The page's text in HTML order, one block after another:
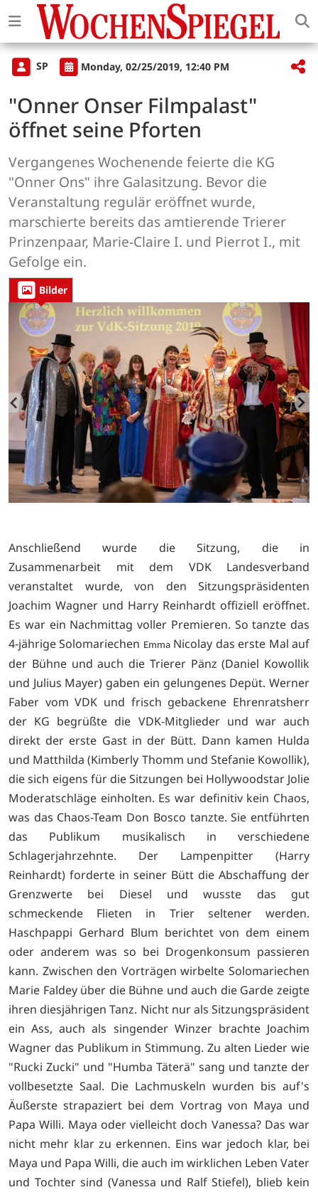
SP Monday, 02/25/2019, 12:40 PM
"Onner Onser Filmpalast"
öffnet seine Pforten
Vergangenes Wochenende feierte die KG
"Onner Ons" ihre Galasitzung. Bevor die
Veranstaltung regulär eröffnet wurde,
marschierte bereits das amtierende Trierer
Prinzenpaar, Marie-Claire I. und Pierrot I., mit
Gefolge ein.
Bilder
Anschließend wurde die Sitzung, die in
Zusammenarbeit mit dem VDK Landesverband
veranstaltet wurde, von den Sitzungspräsidenten
Joachim Wagner und Harry Reinhardt offiziell eröffnet.
Es war ein Nachmittag voller Premieren. So tanzte das
4-jährige Solomariechen EmmaNicolay das erste Mal auf
der Bühne und auch die Trierer Pänz (Daniel Kowollik
und Julius Mayer) gaben ein gelungenes Depüt. Werner
Faber vom VDK und frisch gebackene Ehrenratsherr
der KG begrüßte die VDK-Mitglieder und war auch
direkt der erste Gast in der Bütt. Dann kamen Hulda
und Matthilda (Kimberly Thomm und Stefanie Kowollik),
die sich eigens für die Sitzungen bei Hollywoodstar Jolie
Moderatschläge einholten. Es war definitiv kein Chaos,
was das Chaos-Team Don Bosco tanzte. Sie entführten
das Publikum musikalisch in verschiedene
Schlagerjahrzehnte. Der Lampenpitter (Harry
Reinhardt) forderte in seiner Bütt die Abschaffung der
Grenzwerte bei Diesel und wusste das gut
schmeckende Flieten in Trier seltener werden.
Haschpappi Gerhard Blum berichtet von dem einem
oder anderem was so bei Drogenkonsum passieren
kann. Zwischen den Vorträgen wirbelte Solomariechen
Marie Faldey über die Bühne und auch die Garde zeigte
ihren diesjährigen Tanz. Nicht nur als Sitzungspräsident
ein Ass, auch als singender Winzer brachte Joachim
Wagner das Publikum in Stimmung. Zu alten Lieder wie
"Rucki Zucki" und "Humba Täterä" sang und tanzte der
vollbesetzte Saal. Die Lachmuskeln wurden bis auf's
Äußerste strapaziert bei dem Vortrag von Maya und
Papa Willi. Maya oder vielleicht doch Vanessa? Das war
nicht mehr klar zu erkennen. Eins war jedoch klar, bei
Maya und Papa Willi, die auch im wirklichen Leben Vater
und Tochter sind (Vanessa und Ralf Stiefel), blieb kein